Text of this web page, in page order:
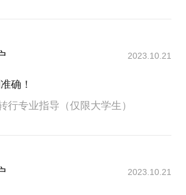
2023.10.21
确！
行专业指导（仅限大学生）
2023.10.21